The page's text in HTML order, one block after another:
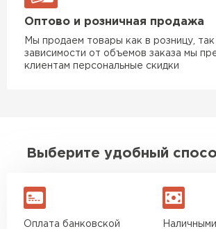
Оптово и розничная продажа
Мы продаем товары как в розницу,
зависимости от объемов заказа мы
клиентам персональные скидки
Выберите удобный
Оплата банковской